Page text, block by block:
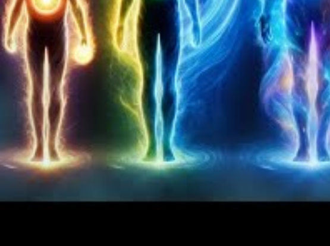
Créer un plan d’action détaillé
Un bon voyage commence souvent avec un plan d’action bien
recherches et préparation en un seul endroit, physique ou